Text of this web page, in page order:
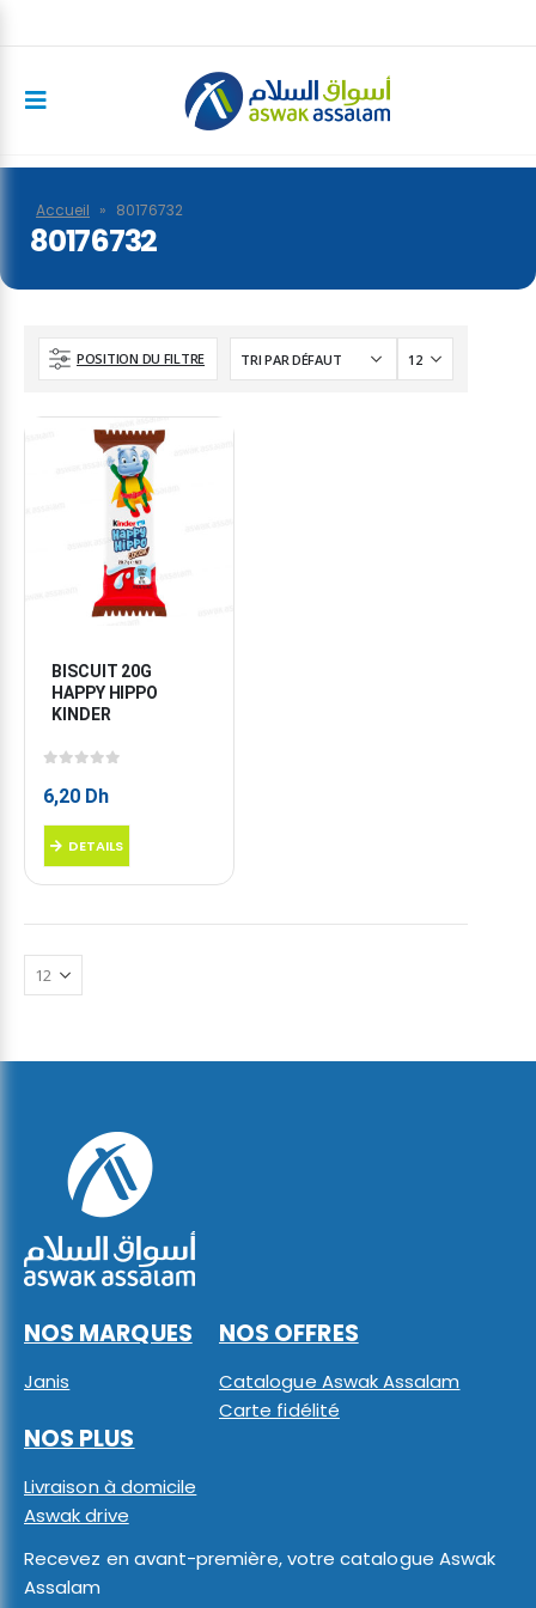
Accueil » 80176732
80176732
POSITION DU FILTRE
BISCUIT 20G
HAPPY HIPPO
KINDER
6,20 Dh
DETAILS
NOS MARQUES
Janis
NOS OFFRES
Catalogue Aswak Assalam
Carte fidélité
NOS PLUS
Livraison à domicile
Aswak drive
Recevez en avant-première, votre catalogue Aswak
Assalam